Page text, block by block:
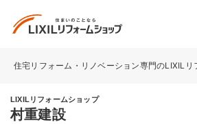
住宅リフォーム・リノベーション専門のLIXILリ
LIXILリフォームショップ
村重建設